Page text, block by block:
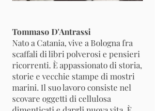
Tommaso D'Antrassi
Nato a Catania, vive a Bologna fra
scaffali di libri polverosi e pensieri
ricorrenti. È appassionato di storia,
storie e vecchie stampe di mostri
marini. Il suo lavoro consiste nel
scovare oggetti di cellulosa